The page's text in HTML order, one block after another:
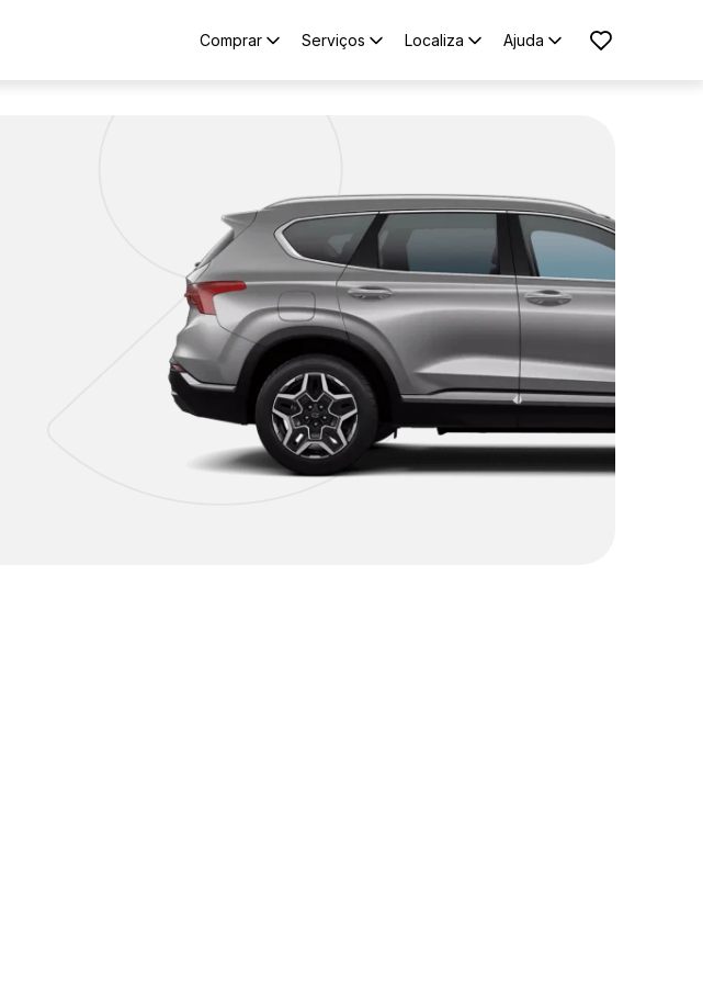
Comprar Serviços Localiza Ajuda